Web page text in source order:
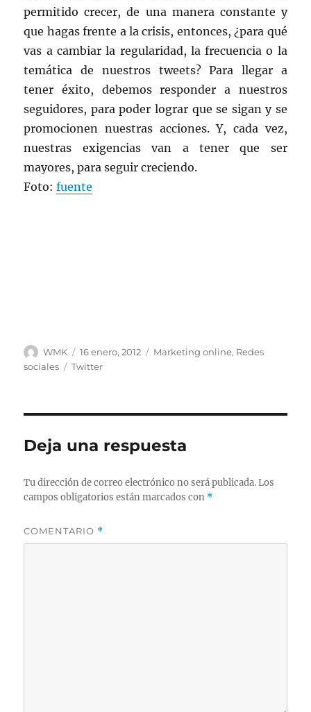
permitido crecer, de una manera constante y
que hagas frente a la crisis, entonces, ¿para qué
vas a cambiar la regularidad, la frecuencia o la
temática de nuestros tweets? Para llegar a
tener éxito, debemos responder a nuestros
seguidores, para poder lograr que se sigan y se
promocionen nuestras acciones. Y, cada vez,
nuestras exigencias van a tener que ser
mayores, para seguir creciendo.
Foto:fuente
Autor
WMK
Publicado
el
16 enero, 2012 Categorías
Marketing online, Redes
sociales
Etiquetas
Twitter
Deja una respuesta
Tu dirección de correo electrónico no será publicada. Los
campos obligatorios están marcados con *
COMENTARIO *